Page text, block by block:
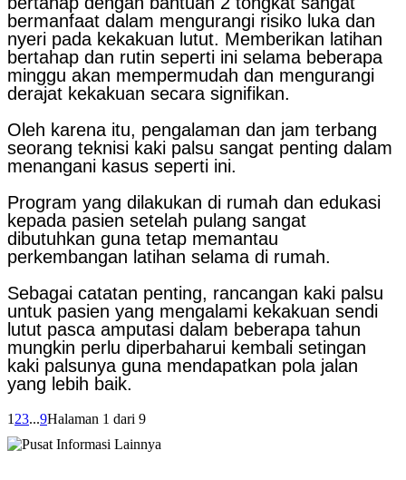
bermanfaat dalam mengurangi risiko luka dan
nyeri pada kekakuan lutut. Memberikan latihan
bertahap dan rutin seperti ini selama beberapa
minggu akan mempermudah dan mengurangi
derajat kekakuan secara signifikan.
Oleh karena itu, pengalaman dan jam terbang
seorang teknisi kaki palsu sangat penting dalam
menangani kasus seperti ini.
Program yang dilakukan di rumah dan edukasi
kepada pasien setelah pulang sangat
dibutuhkan guna tetap memantau
perkembangan latihan selama di rumah.
Sebagai catatan penting, rancangan kaki palsu
untuk pasien yang mengalami kekakuan sendi
lutut pasca amputasi dalam beberapa tahun
mungkin perlu diperbaharui kembali setingan
kaki palsunya guna mendapatkan pola jalan
yang lebih baik.
1 23...9Halaman 1 dari 9